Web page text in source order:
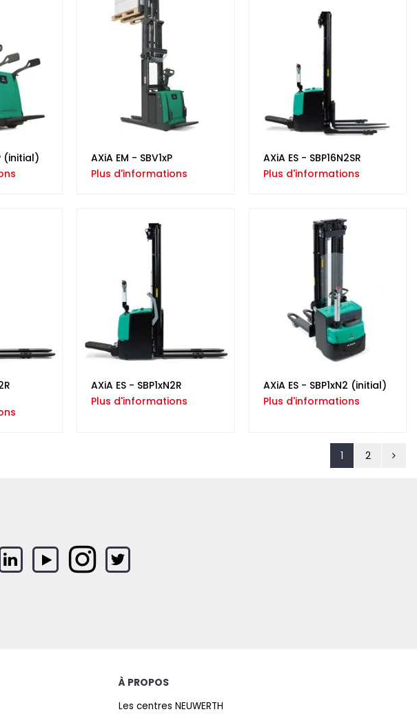
(initial)
AXiA EM - SBV1xP
Plus d'informations
AXiA ES - SBP16N2SR
Plus d'informations
AXiA ES - SBP1xN2R
Plus d'informations
AXiA ES - SBP1xN2 (initial)
Plus d'informations
1 2
À PROPOS
Les centres NEUWERTH